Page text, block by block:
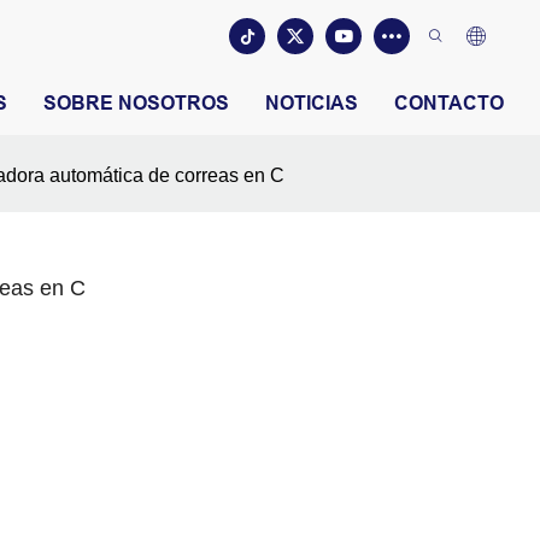
SOBRE NOSOTROS NOTICIAS CONTACTO
automática de correas en C
en C